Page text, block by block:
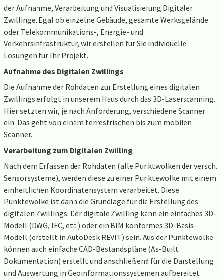
der Aufnahme, Verarbeitung und Visualisierung Digitaler
Zwillinge. Egal ob einzelne Gebäude, gesamte Werksgelände
oder Telekommunikations-, Energie- und
Verkehrsinfrastruktur, wir erstellen für Sie individuelle
Lösungen für Ihr Projekt.
Aufnahme des Digitalen Zwillings
Die Aufnahme der Rohdaten zur Erstellung eines digitalen
Zwillings erfolgt in unserem Haus durch das 3D-Laserscanning.
Hier setzten wir, je nach Anforderung, verschiedene Scanner
ein. Das geht von einem terrestrischen bis zum mobilen
Scanner.
Verarbeitung zum Digitalen Zwilling
Nach dem Erfassen der Rohdaten (alle Punktwolken der versch.
Sensorsysteme), werden diese zu einer Punktewolke mit einem
einheitlichen Koordinatensystem verarbeitet. Diese
Punktewolke ist dann die Grundlage für die Erstellung des
digitalen Zwillings. Der digitale Zwilling kann ein einfaches 3D-
Modell (DWG, IFC, etc.) oder ein BIM konformes 3D-Basis-
Modell (erstellt in AutoDesk REVIT) sein. Aus der Punktewolke
können auch einfache CAD-Bestandspläne (As-Built
Dokumentation) erstellt und anschließend für die Darstellung
und Auswertung in Geoinformationssystemen aufbereitet